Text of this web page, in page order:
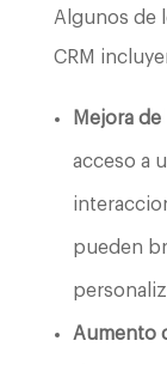
Algunos de
CRM
Mejora
acceso a
pueden
Aumento